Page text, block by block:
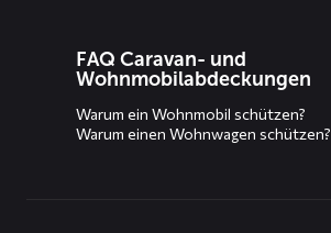
FAQ Caravan- und
Wohnmobilabdeckungen
Warum ein Wohnmobil schützen?
Warum einen Wohnwagen schützen?